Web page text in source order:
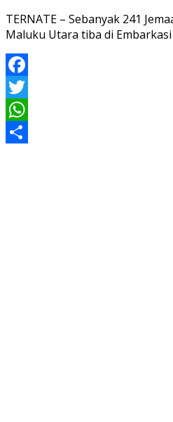
TERNATE – Sebanyak 241
Maluku Utara tiba di
Facebook
Twitter
WhatsApp